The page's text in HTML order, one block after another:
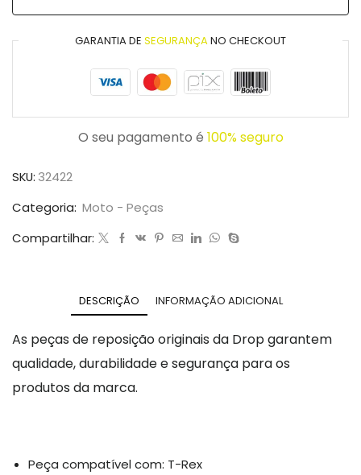
GARANTIA DE SEGURANÇANO CHECKOUT
O seu pagamento é 100% seguro
SKU: 32422
Categoria: Moto - Peças
Compartilhar:
DESCRIÇÃO INFORMAÇÃO ADICIONAL
As peças de reposição originais da Drop garantem
qualidade, durabilidade e segurança para os
produtos da marca.
Peça compatível com: T-Rex